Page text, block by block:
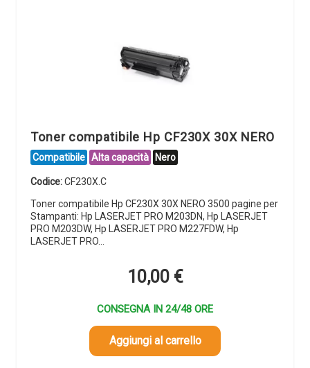
Toner compatibile Hp CF230X 30X NERO
Compatibile Alta capacità Nero
Codice:CF230X.C
Toner compatibile Hp CF230X 30X NERO 3500 pagine per
Stampanti: Hp LASERJET PRO M203DN, Hp LASERJET
PRO M203DW, Hp LASERJET PRO M227FDW, Hp
LASERJET PRO…
10,00 €
CONSEGNA IN 24/48 ORE
Aggiungi al carrello